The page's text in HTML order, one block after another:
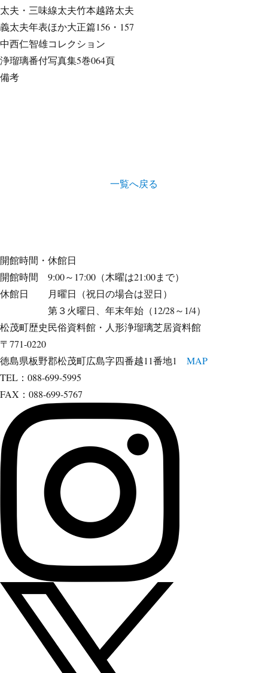
太夫・三味線太夫竹本越路太夫
義太夫年表ほか大正篇156・157
中西仁智雄コレクション
浄瑠璃番付写真集5巻064頁
備考
一覧へ戻る
開館時間・休館日
開館時間 9:00～17:00（木曜は21:00まで）
休館日 月曜日（祝日の場合は翌日）
第３火曜日、年末年始（12/28～1/4）
松茂町歴史民俗資料館・人形浄瑠璃芝居資料館
〒771-0220
徳島県板野郡松茂町広島字四番越11番地1 MAP
TEL：088-699-5995
FAX：088-699-5767